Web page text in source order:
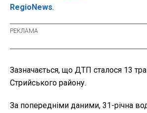
RegioNews.
Зазначається, що ДТП сталося 13
Стрийського району.
За попередніми даними, 31-річна